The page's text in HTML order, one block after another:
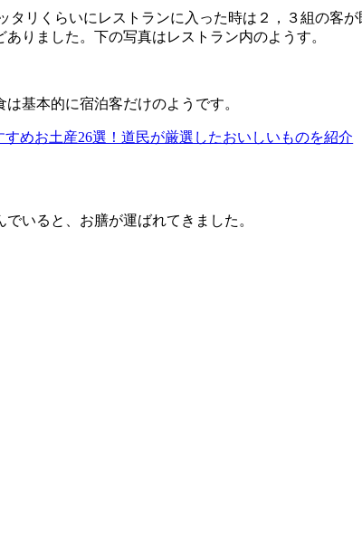
タリくらいにレストランに入った時は２，３組の客
りました。下の写真はレストラン内のようす。
基本的に宿泊客だけのようです。
すめお土産26選！道民が厳選したおいしいものを紹介
いると、お膳が運ばれてきました。